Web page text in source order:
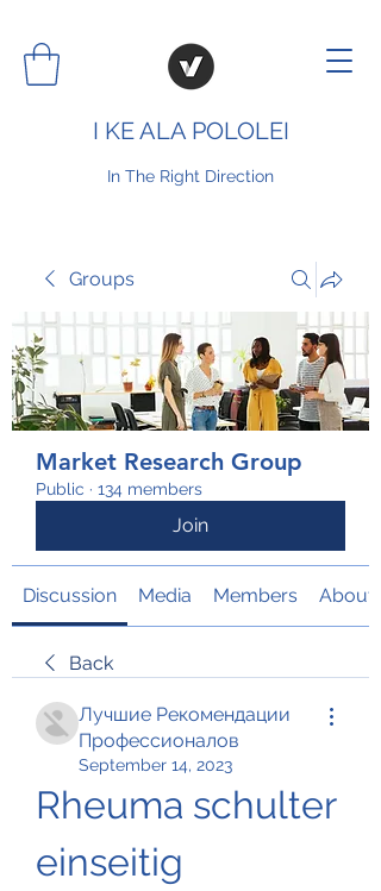
I KE ALA POLOLEI
In The Right Direction
Groups
Market Research Group
Public · 134 members
Join
Discussion Media Members About
Back
Лучшие Рекомендации
Профессионалов
September 14, 2023
Rheuma schulter
einseitig